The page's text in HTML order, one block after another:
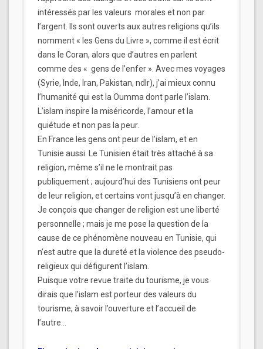
intéressés par les valeurs morales et non par
l’argent. Ils sont ouverts aux autres religions qu’ils
nomment « les Gens du Livre », comme il est écrit
dans le Coran, alors que d’autres en parlent
comme des « gens de l’enfer ». Avec mes voyages
(Syrie, Inde, Iran, Pakistan, ndlr), j’ai mieux connu
l’humanité qui est la Oumma dont parle l’islam.
L’islam inspire la miséricorde, l’amour et la
quiétude et non pas la peur.
En France les gens ont peur de l’islam, et en
Tunisie aussi. Le Tunisien était très attaché à sa
religion, même s’il ne le montrait pas
publiquement ; aujourd’hui des Tunisiens ont peur
de leur religion, et certains vont jusqu’à en changer.
Je conçois que changer de religion est une liberté
personnelle ; mais je me pose la question de la
cause de ce phénomène nouveau en Tunisie, qui
n’est autre que la dureté et la violence des pseudo-
religieux qui défigurent l’islam.
Puisque votre revue traite du tourisme, je vous
dirais que l’islam est porteur des valeurs du
tourisme, à savoir l’ouverture et l’accueil de
l’autre…